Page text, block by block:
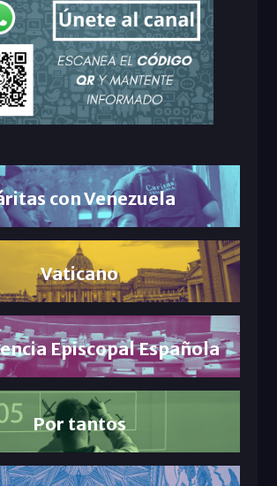
con Venezuela
Vaticano
Episcopal Española
Por tantos